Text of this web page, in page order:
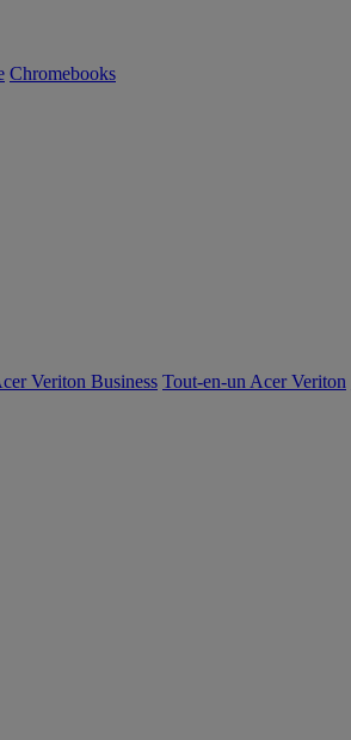
Chromebooks
Veriton Business Tout-en-un Acer Veriton